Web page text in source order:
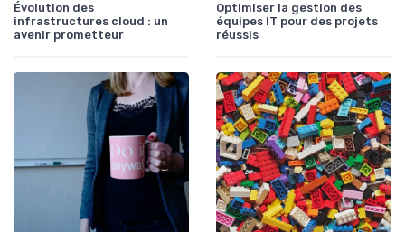
Évolution des
infrastructures cloud : un
avenir prometteur
Optimiser la gestion des
équipes IT pour des projets
réussis